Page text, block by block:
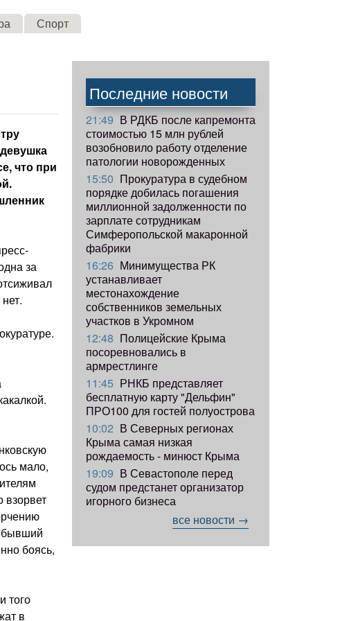
Спорт
что при
за
мало,
взорвет
бывший
боясь,
того
в
Последние новости
21:49 В РДКБ после капремонта
стоимостью 15 млн рублей
возобновило работу отделение
патологии новорожденных
15:50 Прокуратура в судебном
порядке добилась погашения
миллионной задолженности по
зарплате сотрудникам
Симферопольской макаронной
фабрики
16:26 Минимущества РК
устанавливает
местонахождение
собственников земельных
участков в Укромном
12:48 Полицейские Крыма
посоревновались в
армрестлинге
11:45 РНКБ представляет
бесплатную карту "Дельфин"
ПРО100 для гостей полуострова
10:02 В Северных регионах
Крыма самая низкая
рождаемость - минюст Крыма
19:09 В Севастополе перед
судом предстанет организатор
игорного бизнеса
все новости →